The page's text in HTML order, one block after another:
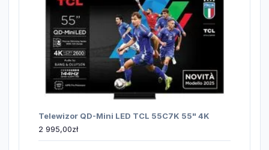
Telewizor QD-Mini LED TCL 55C7K 55" 4K
2 995,00zł